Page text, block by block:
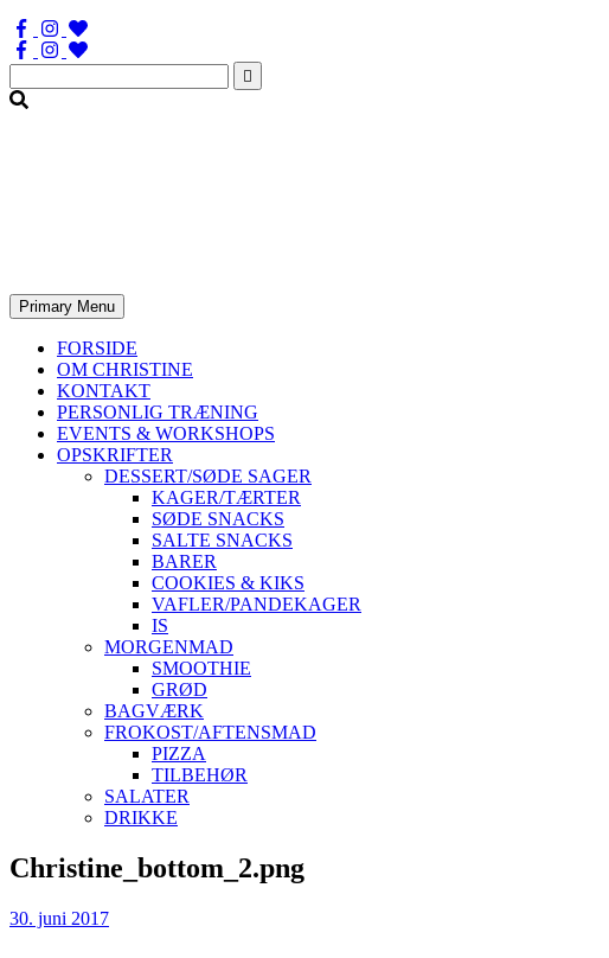
Søg
efter:
Primary Menu
FORSIDE
OM CHRISTINE
KONTAKT
PERSONLIG TRÆNING
EVENTS & WORKSHOPS
OPSKRIFTER
DESSERT/SØDE SAGER
KAGER/TÆRTER
SØDE SNACKS
SALTE SNACKS
BARER
COOKIES & KIKS
VAFLER/PANDEKAGER
IS
MORGENMAD
SMOOTHIE
GRØD
BAGVÆRK
FROKOST/AFTENSMAD
PIZZA
TILBEHØR
SALATER
DRIKKE
Skip
to
Christine_bottom_2.png
30. juni 2017